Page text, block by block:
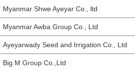
Myanmar Shwe Ayeyar Co., ltd
Myanmar Awba Group Co., Ltd
Ayeyarwady Seed and Irrigation Co., Ltd
Big M Group Co.,Ltd